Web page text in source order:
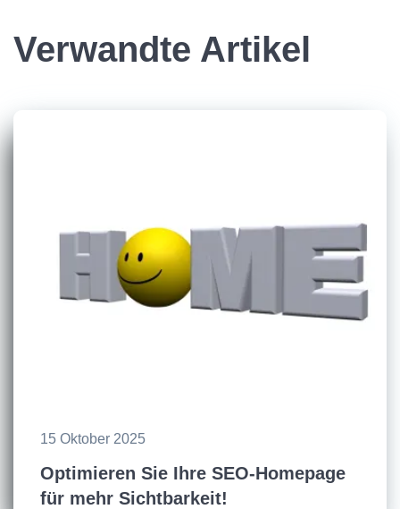
Verwandte Artikel
15 Oktober 2025
Optimieren Sie Ihre SEO-Homepage
für mehr Sichtbarkeit!